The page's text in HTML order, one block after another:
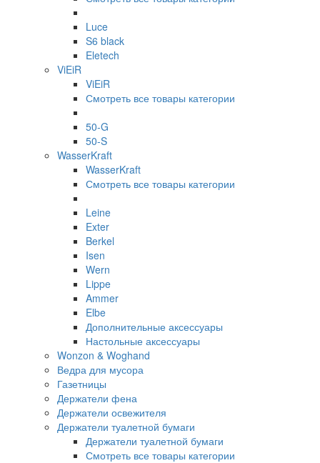
Luce
S6 black
Eletech
ViEiR
ViEiR
Смотреть все товары категории
50-G
50-S
WasserKraft
WasserKraft
Смотреть все товары категории
Leine
Exter
Berkel
Isen
Wern
Lippe
Ammer
Elbe
Дополнительные аксессуары
Настольные аксессуары
Wonzon & Woghand
Ведра для мусора
Газетницы
Держатели фена
Держатели освежителя
Держатели туалетной бумаги
Держатели туалетной бумаги
Смотреть все товары категории